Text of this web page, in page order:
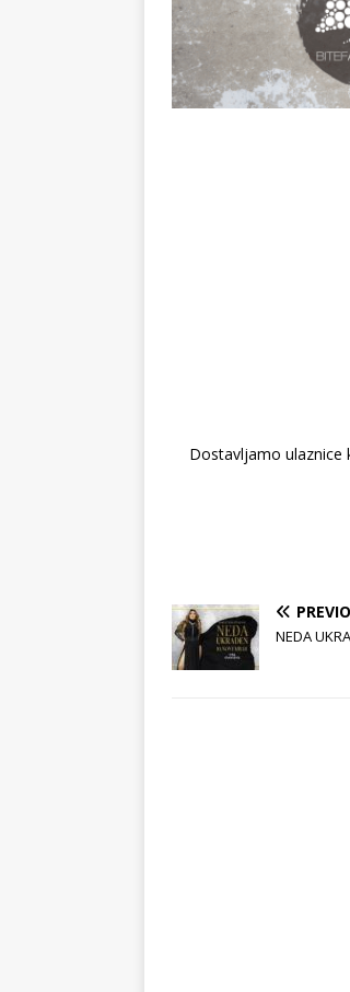
Dostavljamo ulaznice
NEDA